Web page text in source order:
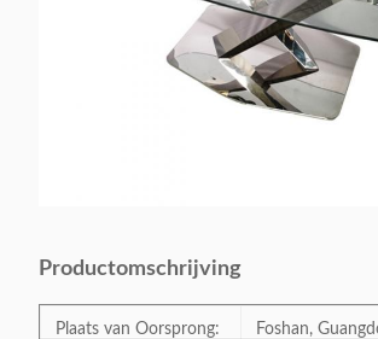
Productomschrijving
Plaats van Oorsprong: Foshan,